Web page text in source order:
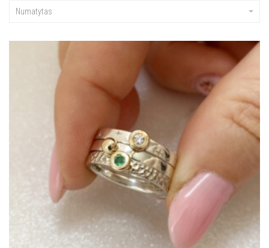
Numatytas